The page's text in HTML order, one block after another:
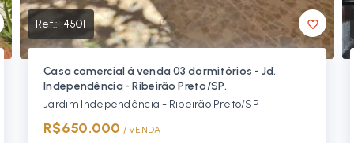
Ref.: 14501
Casa comercial á venda 03 dormitórios - Jd.
Independência - Ribeirão Preto/SP.
Jardim Independência - Ribeirão Preto/SP
R$650.000 / VENDA